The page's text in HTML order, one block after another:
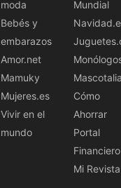
moda
Bebés y
embarazos
Amor.net
Mamuky
Mujeres.es
Vivir en el
mundo
Mundial
Cómo
Ahorrar
Portal
Financiero
Mi Revista